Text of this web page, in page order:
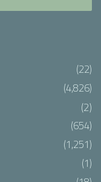
(22)
(4,826)
(2)
(654)
(1,251)
(1)